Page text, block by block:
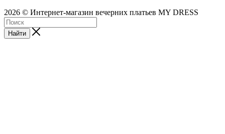
2026 © Интернет-магазин вечерних платьев MY DRESS
Найти